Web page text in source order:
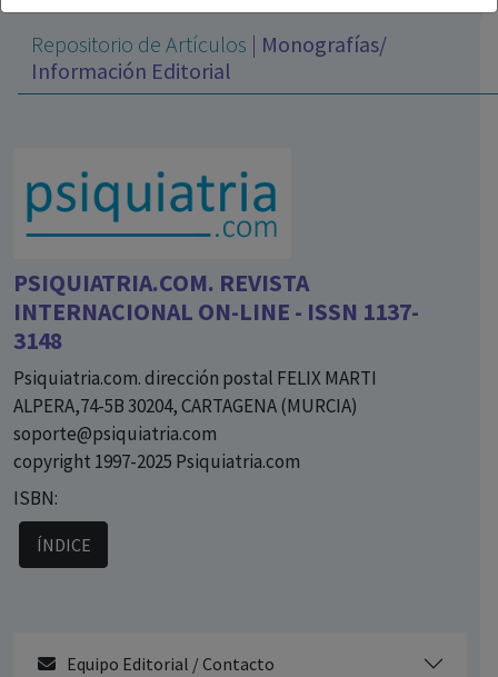
facultados para prescribir o dispensar medicamentos
con ejercicio profesional. La información técnica de los
fármacos se facilita a título meramente informativo,
caso concreto, el tratamiento más adecuado a las
necesidades del paciente.
Repositorio de Artículos | Monografías/
Información Editorial
PSIQUIATRIA.COM. REVISTA
INTERNACIONAL ON-LINE - ISSN 1137-
3148
Psiquiatria.com. dirección postal FELIX MARTI
ALPERA,74-5B 30204, CARTAGENA (MURCIA)
soporte@psiquiatria.com
copyright 1997-2025 Psiquiatria.com
ISBN:
ÍNDICE
Equipo Editorial / Contacto